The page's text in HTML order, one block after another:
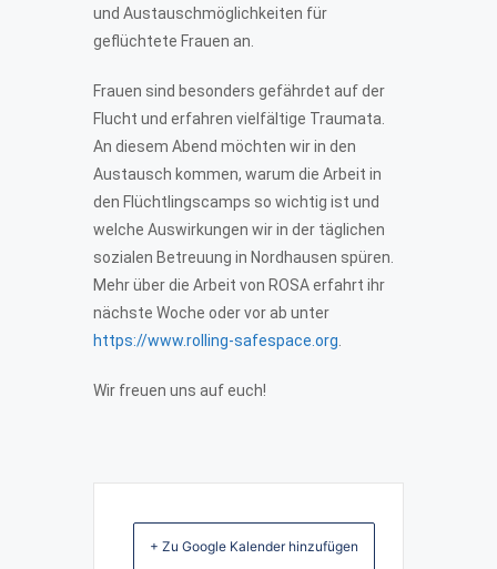
und Austauschmöglichkeiten für
geflüchtete Frauen an.
Frauen sind besonders gefährdet auf der
Flucht und erfahren vielfältige Traumata.
An diesem Abend möchten wir in den
Austausch kommen, warum die Arbeit in
den Flüchtlingscamps so wichtig ist und
welche Auswirkungen wir in der täglichen
sozialen Betreuung in Nordhausen spüren.
Mehr über die Arbeit von ROSA erfahrt ihr
nächste Woche oder vor ab unter
https://www.rolling-safespace.org
Wir freuen uns auf euch!
+ Zu Google Kalender hinzufügen